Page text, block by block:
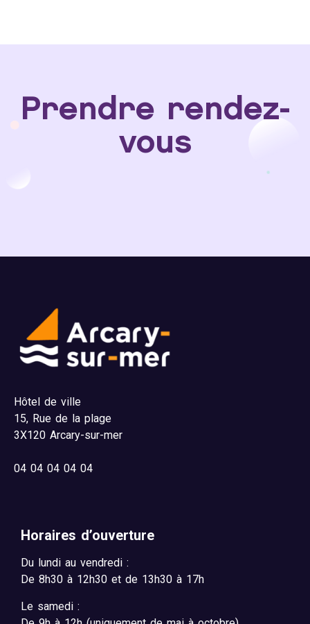
Prendre rendez-
vous
Hôtel de ville
15, Rue de la plage
3X120 Arcary-sur-mer
04 04 04 04 04
Horaires d’ouverture
Du lundi au vendredi :
De 8h30 à 12h30 et de 13h30 à 17h
Le samedi :